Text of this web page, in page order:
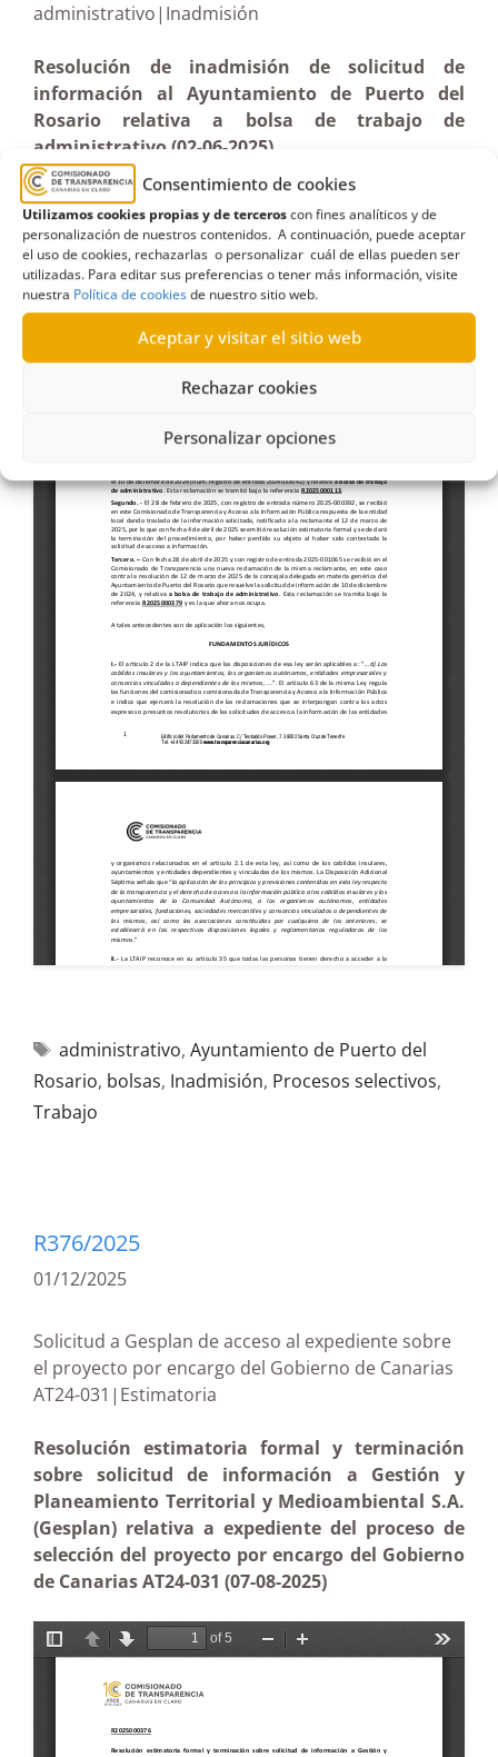
Consentimiento de cookies
Utilizamos cookies propias y de terceroscon fines analíticos y de
personalización de nuestros contenidos. A continuación, puede aceptar
el uso de cookies, rechazarlas o personalizar cuál de ellas pueden ser
utilizadas. Para editar sus preferencias o tener más información, visite
nuestra Política de cookiesde nuestro sitio web.
Aceptar y visitar el sitio web
Rechazar cookies
Personalizar opciones
administrativo|Inadmisión
Resolución de inadmisión de solicitud de
información al Ayuntamiento de Puerto del
Rosario relativa a bolsa de trabajo de
administrativo (02-06-2025)
administrativo, Ayuntamiento de Puerto del
Rosario, bolsas, Inadmisión, Procesos selectivos,
Trabajo
R376/2025
01/12/2025
Solicitud a Gesplan de acceso al expediente sobre
el proyecto por encargo del Gobierno de Canarias
AT24-031|Estimatoria
Resolución estimatoria formal y terminación
sobre solicitud de información a Gestión y
Planeamiento Territorial y Medioambiental S.A.
(Gesplan) relativa a expediente del proceso de
selección del proyecto por encargo del Gobierno
de Canarias AT24-031 (07-08-2025)